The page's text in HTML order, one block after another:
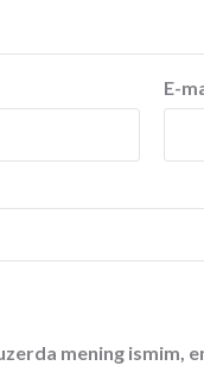
E-
mening ismim,